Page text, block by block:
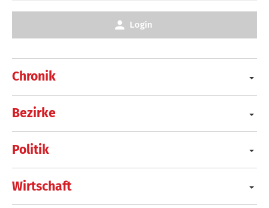
Chronik
Bezirke
Politik
Wirtschaft
Login